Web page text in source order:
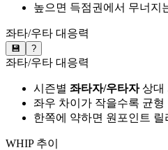
높으면 득점권에서 무너지
좌타/우타 대응력
💾 ?
좌타/우타 대응력
시즌별 좌타자/우타자상대
좌우 차이가 작을수록 균형
한쪽에 약하면 원포인트 릴
WHIP 추이